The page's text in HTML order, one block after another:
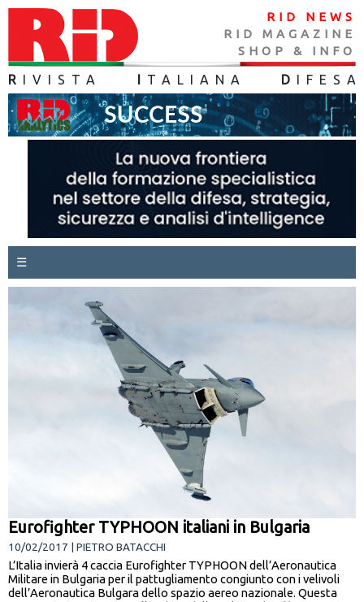
RID NEWS
RID MAGAZINE
SHOP & INFO
R IVISTA TALIANA D IFES A
☰
Eurofighter TYPHOON italiani in Bulgaria
10/02/2017 | PIETRO BATACCHI
L’Italia invierà 4 caccia Eurofighter TYPHOON dell’Aeronautica
Militare in Bulgaria per il pattugliamento congiunto con i velivoli
dell’Aeronautica Bulgara dello spazio aereo nazionale. Questa